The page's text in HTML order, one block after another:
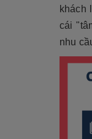
khách
cái
nhu